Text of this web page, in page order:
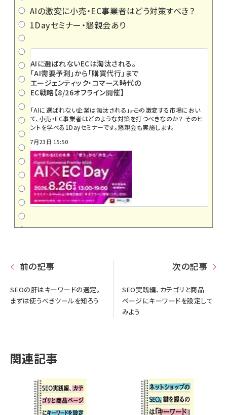
AIの激変に小売・EC事業者はどう対策すべき？
1Dayセミナー・懇親会あり
AIに選ばれないECは淘汰される。
「AI需要予測」から「購買代行」まで
エージェンティック・コマース時代の
EC戦略【8/26オフライン開催】
「AIに選ばれない企業は淘汰される」――。この激変する市場におい
て、小売・EC事業者はどのような対策を打つべきなのか？ そのヒ
ントを学べる1Dayセミナーです。懇親会も実施します。
7月23日 15:50
前の記事
SEOの肝はキーワードの選定。
まずは使うべきツールを知ろう
次の記事
SEO実践編、カテゴリと商品
ページにキーワードを設定して
みよう
関連記事